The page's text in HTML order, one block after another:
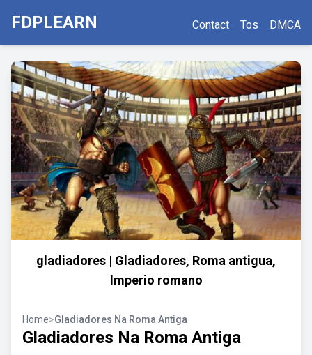
FDPLEARN Contact Tos DMCA
gladiadores | Gladiadores, Roma antigua,
Imperio romano
Home>Gladiadores Na Roma Antiga
Gladiadores Na Roma Antiga